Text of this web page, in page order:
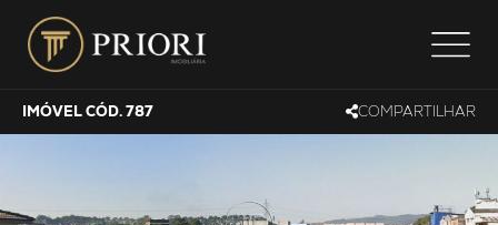
IMÓVEL CÓD. 787 COMPARTILHAR